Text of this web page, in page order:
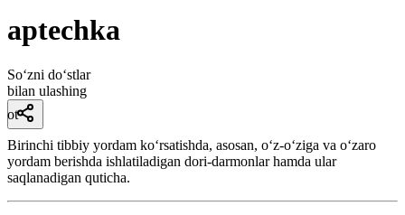
aptechka
So‘zni do‘stlar
bilan ulashing
ot
Birinchi tibbiy yordam koʻrsatishda, asosan, oʻz-oʻziga va oʻzaro
yordam berishda ishlatiladigan dori-darmonlar hamda ular
saqlanadigan quticha.